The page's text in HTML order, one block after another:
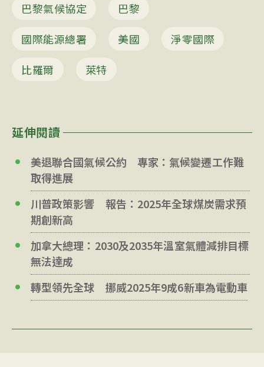
巴黎氣候協定
巴黎
國際能源總署
美國
淨零國際
比羅爾
萊特
延伸閱讀
美退聯合國氣候公約 專家：氣候變遷工作難
取得進展
川普政策影響 報告：2025年全球煤炭需求預
期創新高
加拿大總理：2030及2035年溫室氣體減排目標
無法達成
轉型領先全球 挪威2025年9成6新車為電動車